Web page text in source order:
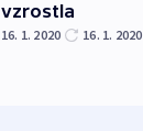
vzrostla
16. 1. 2020 16. 1. 2020